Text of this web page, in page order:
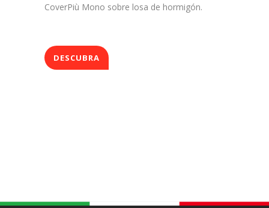
CoverPiù Mono sobre losa de hormigón.
DESCUBRA